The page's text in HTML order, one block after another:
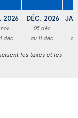
2026
déc.
DÉC. 2026
05 déc.
au 11 déc.
les taxes et les